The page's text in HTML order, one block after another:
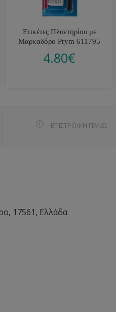
Ετικέτες Πλυντηρίου με
Μαρκαδόρο Prym 611795
4.80€
ΕΠΙΣΤΡΟΦΉ ΠΆΝΩ
17561, Ελλάδα